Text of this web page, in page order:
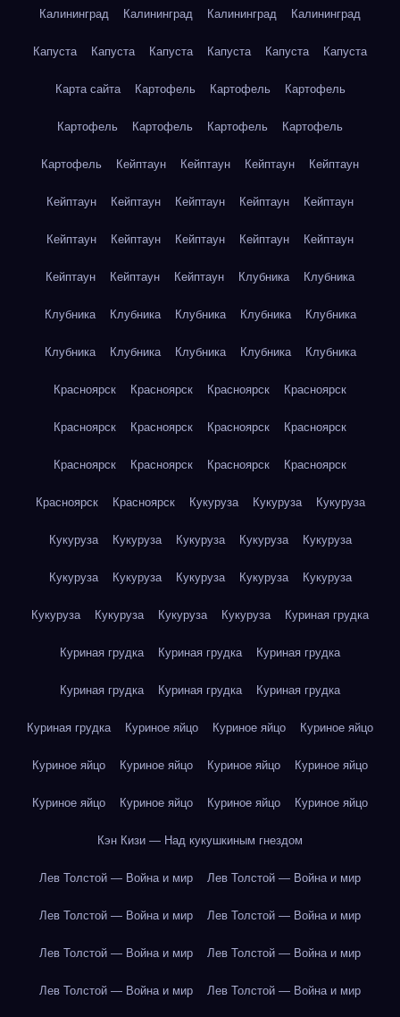
Калининград Калининград Калининград Калининград
Капуста Капуста Капуста Капуста Капуста Капуста
Карта сайта Картофель Картофель Картофель
Картофель Картофель Картофель Картофель
Картофель Кейптаун Кейптаун Кейптаун Кейптаун
Кейптаун Кейптаун Кейптаун Кейптаун Кейптаун
Кейптаун Кейптаун Кейптаун Кейптаун Кейптаун
Кейптаун Кейптаун Кейптаун Клубника Клубника
Клубника Клубника Клубника Клубника Клубника
Клубника Клубника Клубника Клубника Клубника
Красноярск Красноярск Красноярск Красноярск
Красноярск Красноярск Красноярск Красноярск
Красноярск Красноярск Красноярск Красноярск
Красноярск Красноярск Кукуруза Кукуруза Кукуруза
Кукуруза Кукуруза Кукуруза Кукуруза Кукуруза
Кукуруза Кукуруза Кукуруза Кукуруза Кукуруза
Кукуруза Кукуруза Кукуруза Кукуруза Куриная грудка
Куриная грудка Куриная грудка Куриная грудка
Куриная грудка Куриная грудка Куриная грудка
Куриная грудка Куриное яйцо Куриное яйцо Куриное яйцо
Куриное яйцо Куриное яйцо Куриное яйцо Куриное яйцо
Куриное яйцо Куриное яйцо Куриное яйцо Куриное яйцо
Кэн Кизи — Над кукушкиным гнездом
Лев Толстой — Война и мир Лев Толстой — Война и мир
Лев Толстой — Война и мир Лев Толстой — Война и мир
Лев Толстой — Война и мир Лев Толстой — Война и мир
Лев Толстой — Война и мир Лев Толстой — Война и мир